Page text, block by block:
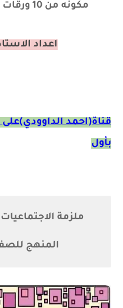
مكونه من 10 ورقات مايقارب 21 صفحه فقط
اعداد
قناة(احمد الداوودي)على
بأول
ملزمة
المنهج للصف